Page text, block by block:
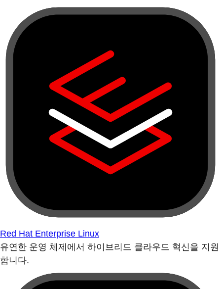
Red Hat Enterprise Linux
유연한 운영 체제에서 하이브리드 클라우드 혁신을 지원
합니다.